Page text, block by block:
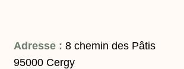
Adresse : 8 chemin des Pâtis
95000 Cergy